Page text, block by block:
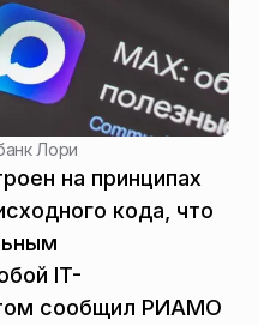
Лори
на принципах
кода, что
IT-
сообщил РИАМО